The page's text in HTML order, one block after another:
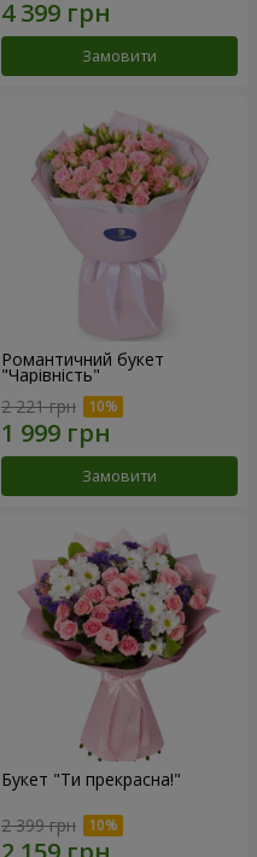
Замовити
Романтичний букет
"Чарівність"
2 221 грн
Замовити
Букет "Ти прекрасна!"
2 399 грн